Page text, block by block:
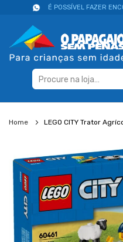
É POSSÍVEL FAZER
Home LEGO CITY Trator
para
o
final
galeria
de
imagens